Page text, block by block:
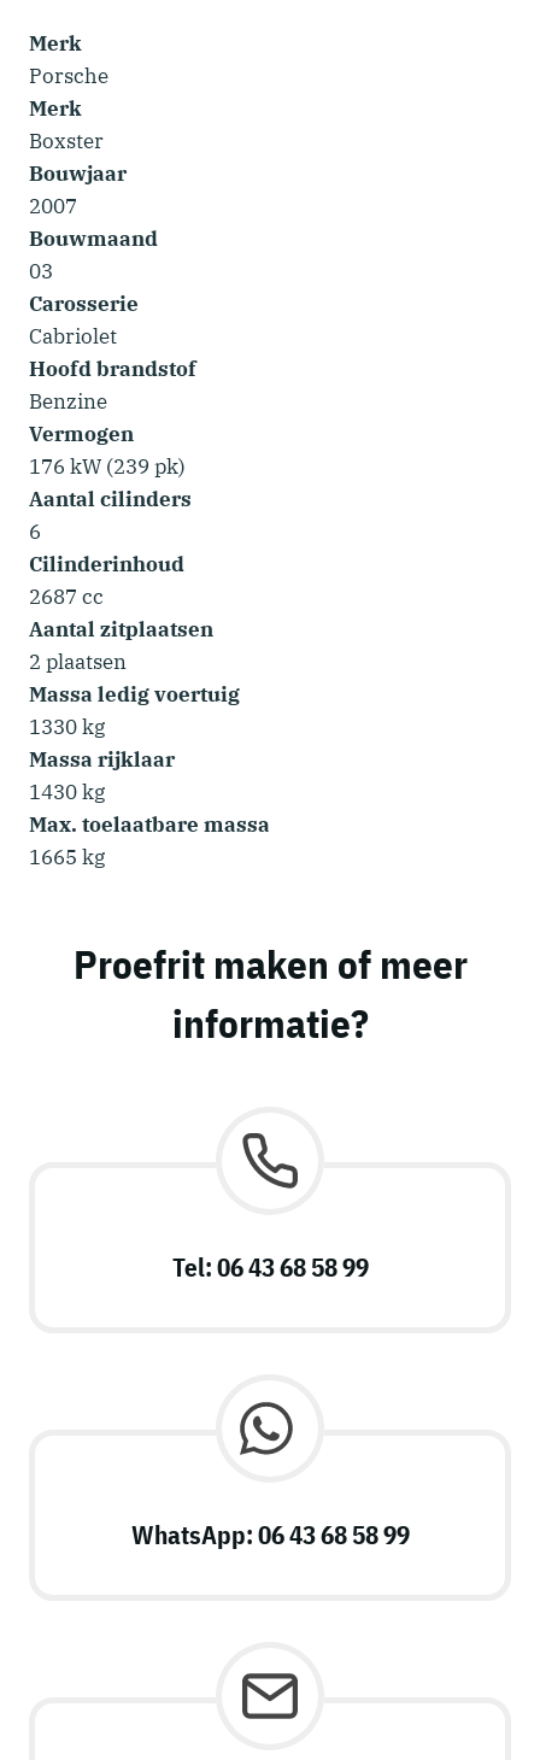
Merk
Porsche
Merk
Boxster
Bouwjaar
2007
Bouwmaand
03
Carosserie
Cabriolet
Hoofd brandstof
Benzine
Vermogen
176 kW (239 pk)
Aantal cilinders
6
Cilinderinhoud
2687 cc
Aantal zitplaatsen
2 plaatsen
Massa ledig voertuig
1330 kg
Massa rijklaar
1430 kg
Max. toelaatbare massa
1665 kg
Proefrit maken of meer
informatie?
Tel: 06 43 68 58 99
WhatsApp: 06 43 68 58 99